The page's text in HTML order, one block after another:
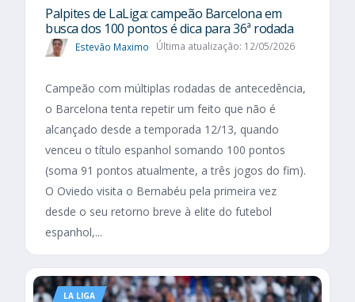
Palpites de LaLiga: campeão Barcelona em
busca dos 100 pontos é dica para 36ª rodada
Estevão Maximo Última atualização: 12/05/2026
Campeão com múltiplas rodadas de antecedência,
o Barcelona tenta repetir um feito que não é
alcançado desde a temporada 12/13, quando
venceu o título espanhol somando 100 pontos
(soma 91 pontos atualmente, a três jogos do fim).
O Oviedo visita o Bernabéu pela primeira vez
desde o seu retorno breve à elite do futebol
espanhol,...
LA LIGA